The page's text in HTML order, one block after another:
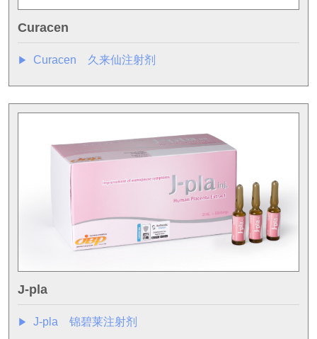
Curacen
▶︎ Curacen 久来仙注射剂
J-pla
▶︎ J-pla 锦碧莱注射剂